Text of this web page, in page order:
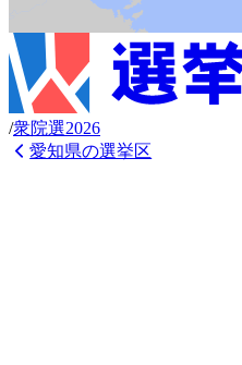
/衆院選2026
愛知県の選挙区